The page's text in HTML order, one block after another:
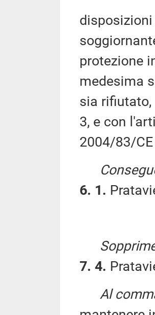
protezione
medesima
sia
3, e con
2004/83/
6. 1.
7. 4.
Al